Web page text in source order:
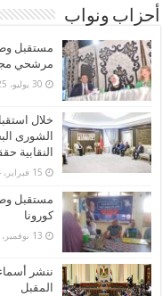
أحزاب ونواب
مستقبل
مرشحي
30 يوليو، 2025
خلال
الشورى
النقابية
15 فبراير، 2024
مستقبل
كورونا
13 نوفمبر، 2021
المقبل